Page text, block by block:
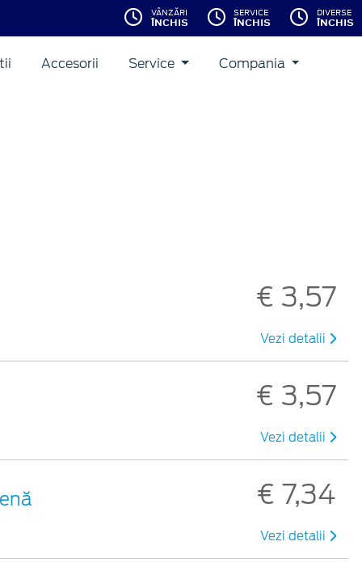
VÂNZĂRI
ÎNCHIS
SERVICE
ÎNCHIS
DIVERSE
ÎNCHIS
Accesorii Service Compania
€ 3,57
Vezi detalii
€ 3,57
Vezi detalii
€ 7,34
Vezi detalii